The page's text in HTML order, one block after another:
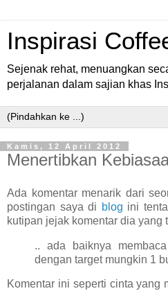
Inspirasi
Sejenak rehat, menuangkan
perjalanan dalam sajian khas
Kamis, 12 April 2012
Menertibkan
Ada komentar menarik dari
postingan saya di blog ini
kutipan jejak komentar dia yang
.. ada baiknya
dengan target mungkin 1
Komentar ini seperti cinta yang